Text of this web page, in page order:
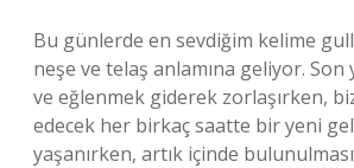
Bu günlerde en sevdiğim kelime
neşe ve telaş anlamına geliyor. Son
ve eğlenmek giderek zorlaşırken,
edecek her birkaç saatte bir yeni
yaşanırken, artık içinde